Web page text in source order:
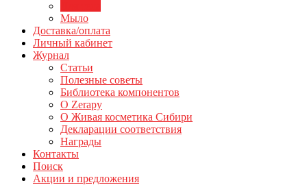
Мыло
Доставка/оплата
Личный кабинет
Журнал
Статьи
Полезные советы
Библиотека компонентов
О Zerapy
О Живая косметика Сибири
Декларации соответствия
Награды
Контакты
Поиск
Акции и предложения